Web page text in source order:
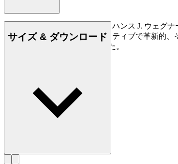
デンマークの家具デザイナー、ハンス J. ウェグ
られており、史上最もクリエイティブで革新的
500点もの椅子を創り出しました。
サイズ & ダウンロード